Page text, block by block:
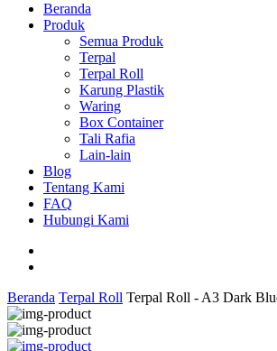
Beranda
Produk
Semua Produk
Terpal
Terpal Roll
Karung Plastik
Waring
Box Container
Tali Rafia
Lain-lain
Blog
Tentang Kami
FAQ
Hubungi Kami
Beranda Terpal Roll Terpal Roll - A3 Dark